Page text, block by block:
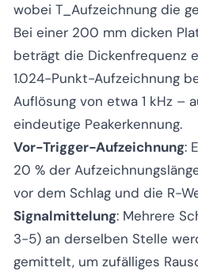
wobei T_Aufzeichnung die
Bei einer 200 mm dicken
beträgt die Dickenfrequenz
1.024-Punkt-Aufzeichnung
Auflösung von etwa 1 kHz –
eindeutige Peakerkennung.
Vor-Trigger-Aufzeichnung:
20 % der
vor dem Schlag und die R-
Signalmittelung: Mehrere
3-5) an derselben Stelle
gemittelt, um zufälliges